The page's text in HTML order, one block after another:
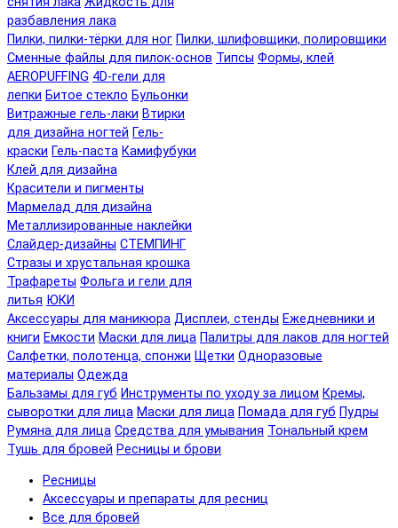
разбавления лака
Пилки, пилки-тёрки для ног Пилки, шлифовщики, полировщики
Сменные файлы для пилок-основ Типсы Формы, клей
AEROPUFFING 4D-гели для
лепки Битое стекло Бульонки
Витражные гель-лаки Втирки
для дизайна ногтей Гель-
краски Гель-паста Камифубуки
Клей для дизайна
Красители и пигменты
Мармелад для дизайна
Металлизированные наклейки
Слайдер-дизайны СТЕМПИНГ
Стразы и хрустальная крошка
Трафареты Фольга и гели для
литья ЮКИ
Аксессуары для маникюра Дисплеи, стенды Ежедневники и
книги Емкости Маски для лица Палитры для лаков для ногтей
Салфетки, полотенца, спонжи Щетки Одноразовые
материалы Одежда
Бальзамы для губ Инструменты по уходу за лицом Кремы,
сыворотки для лица Маски для лица Помада для губ Пудры
Румяна для лица Средства для умывания Тональный крем
Тушь для бровей Ресницы и брови
Ресницы
Аксессуары и препараты для ресниц
Все для бровей